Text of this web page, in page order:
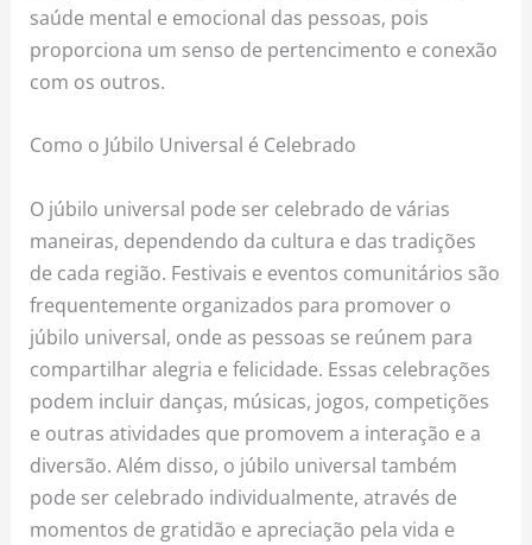
saúde mental e emocional das pessoas, pois
proporciona um senso de pertencimento e conexão
com os outros.
Como o Júbilo Universal é Celebrado
O júbilo universal pode ser celebrado de várias
maneiras, dependendo da cultura e das tradições
de cada região. Festivais e eventos comunitários são
frequentemente organizados para promover o
júbilo universal, onde as pessoas se reúnem para
compartilhar alegria e felicidade. Essas celebrações
podem incluir danças, músicas, jogos, competições
e outras atividades que promovem a interação e a
diversão. Além disso, o júbilo universal também
pode ser celebrado individualmente, através de
momentos de gratidão e apreciação pela vida e